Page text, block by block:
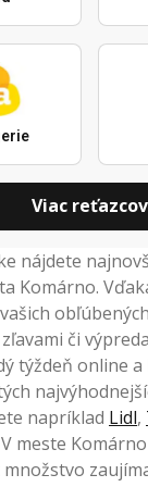
Viac reťazcov
nájdete
Komárno.
či
týždeň online a
napríklad Lidl,
meste